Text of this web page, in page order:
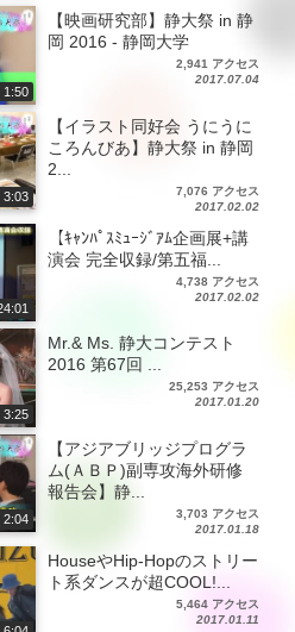
1:50
【映画研究部】静大祭 in 静
岡 2016 - 静岡大学
2,941 アクセス
2017.07.04
3:03
【イラスト同好会 うにうに
ころんびあ】静大祭 in 静岡
2...
7,076 アクセス
2017.02.02
【ｷｬﾝﾊﾟｽﾐｭｰｼﾞｱﾑ企画展+講
演会 完全収録/第五福...
4,738 アクセス
2017.02.02
3:25
Mr.& Ms. 静大コンテスト
2016 第67回 ...
25,253 アクセス
2017.01.20
2:04
【アジアブリッジプログラ
ム(ＡＢＰ)副専攻海外研修
報告会】静...
3,703 アクセス
2017.01.18
HouseやHip-Hopのストリー
ト系ダンスが超COOL!...
5,464 アクセス
2017.01.11